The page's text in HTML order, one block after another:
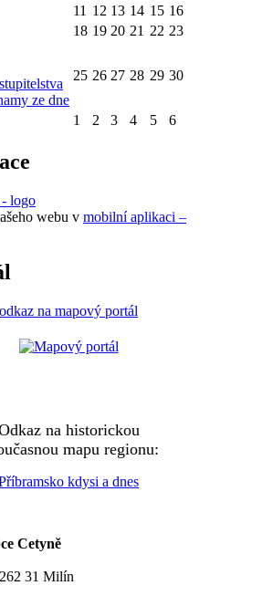
11 12 13 14 15 16
18 19 20 21 22 23
ze dne
25 26 27 28 29 30
1 2 3 4 5 6
webu v mobilní aplikaci –
odkaz na mapový portál
na historickou
mapu regionu:
kdysi a dnes
Cetyně
31 Milín